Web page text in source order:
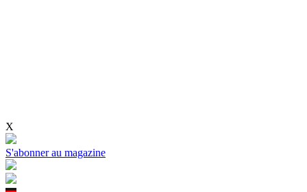
X
S'abonner au magazine